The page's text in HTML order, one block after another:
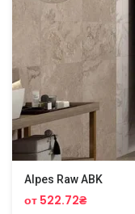
Alpes Raw ABK
от 522.72₴